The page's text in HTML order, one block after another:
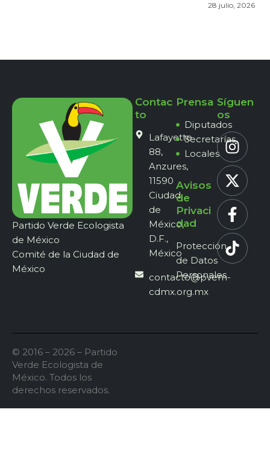
28 julio, 2026
Partido Verde Ecologista
de México
Comité de la Ciudad de
México
Contac
to
Lafayette
88,
Anzures,
11590
Ciudad
de
México,
D.F.,
México
contacto@pvem-
cdmx.org.mx
Prensa
Diputados
Secretarías
Locales
Avisos
de
Privaci
dad
Protección
de Datos
Personales
Síguen
os
© 2016 – 2026 – Partido
Verde Ecologista de
México. Todos los
derechos reservados.